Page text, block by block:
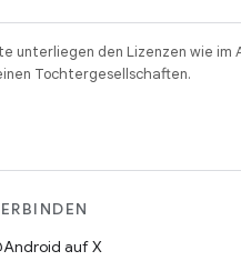
unterliegen den Lizenzen wie im
Tochtergesellschaften.
auf X